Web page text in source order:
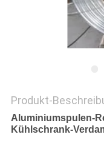
Produkt-
Aluminiumspulen-
Kühlschrank-